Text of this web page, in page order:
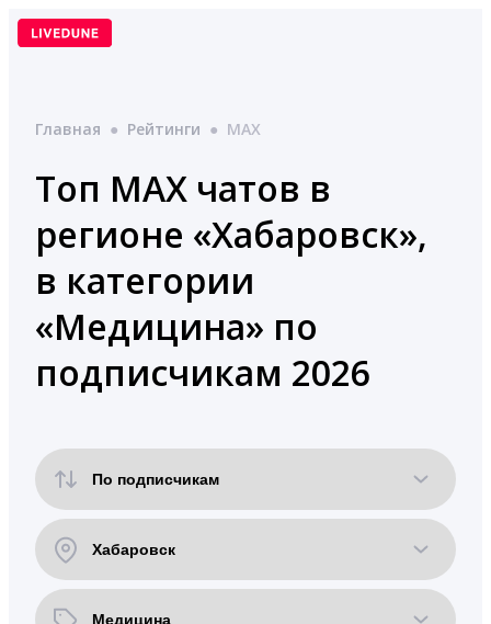
Перейти
Главная ● Рейтинги ● MAX
Топ MAX чатов в
регионе «Хабаровск»,
в категории
«Медицина» по
подписчикам 2026